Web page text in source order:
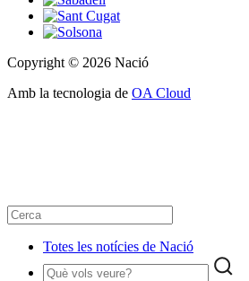
Copyright © 2026 Nació
Amb la tecnologia de OA Cloud
Totes les notícies de Nació